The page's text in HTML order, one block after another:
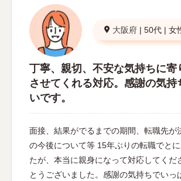
大阪府 | 50代 | 女
丁寧、親切、不安な気持ちに寄
させてくれる対応。感謝の気持
いです。
面接、結果がでるまでの期間、転職先が
の今後について等 15年ぶりの転職でと
たが、本当に親身になって対応してくだ
とうございました。感謝の気持ちでいっ